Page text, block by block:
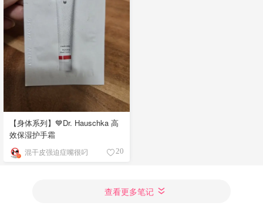
【身体系列】💙Dr. Hauschka 高
效保湿护手霜
混干皮强迫症嘴很叼 20
查看更多笔记